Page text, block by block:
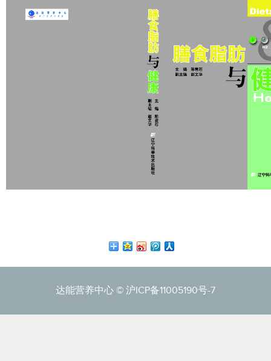
达能营养中心 © 沪ICP备11005190号-7